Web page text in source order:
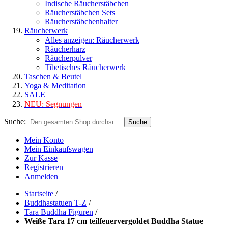
Indische Räucherstäbchen
Räucherstäbchen Sets
Räucherstäbchenhalter
Räucherwerk
Alles anzeigen: Räucherwerk
Räucherharz
Räucherpulver
Tibetisches Räucherwerk
Taschen & Beutel
Yoga & Meditation
SALE
NEU: Segnungen
Suche: Suche
Mein Konto
Mein Einkaufswagen
Zur Kasse
Registrieren
Anmelden
Startseite /
Buddhastatuen T-Z /
Tara Buddha Figuren /
Weiße Tara 17 cm teilfeuervergoldet Buddha Statue